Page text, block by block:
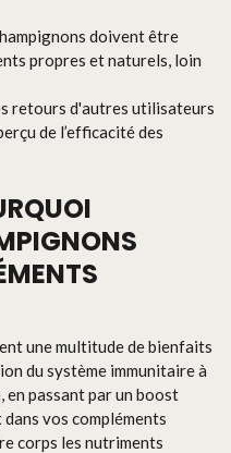
doivent être
propres et naturels, loin
retours d'autres utilisateurs
de l’efficacité des
une multitude de bienfaits
du système immunitaire à
passant par un boost
vos compléments
corps les nutriments